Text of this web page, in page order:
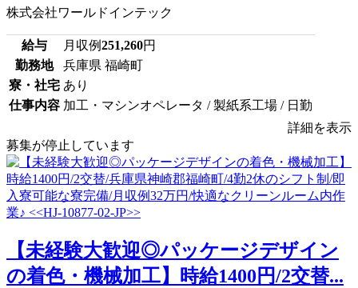
株式会社ワールドインテック
給与 月収例251,260円
勤務地
兵庫県 福崎町
寮・社宅 あり
仕事内容 加工・マシンオペレータ / 製紙系工場 / 日勤
詳細を表示
募集が停止しています
【未経験大歓迎◎パッケージデザイン
の着色・機械加工】時給1400円/2交替...